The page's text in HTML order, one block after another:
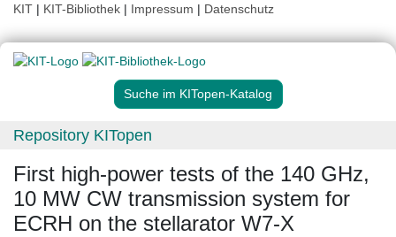
KIT | KIT-Bibliothek | Impressum | Datenschutz
Suche im KITopen-Katalog
Repository KITopen
First high-power tests of the 140 GHz,
10 MW CW transmission system for
ECRH on the stellarator W7-X